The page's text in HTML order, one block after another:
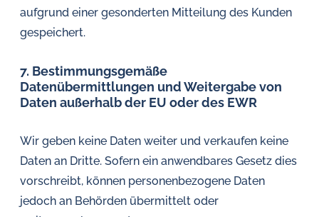
aufgrund einer gesonderten Mitteilung des Kunden
gespeichert.
7. Bestimmungsgemäße
Datenübermittlungen und Weitergabe von
Daten außerhalb der EU oder des EWR
Wir geben keine Daten weiter und verkaufen keine
Daten an Dritte. Sofern ein anwendbares Gesetz dies
vorschreibt, können personenbezogene Daten
jedoch an Behörden übermittelt oder